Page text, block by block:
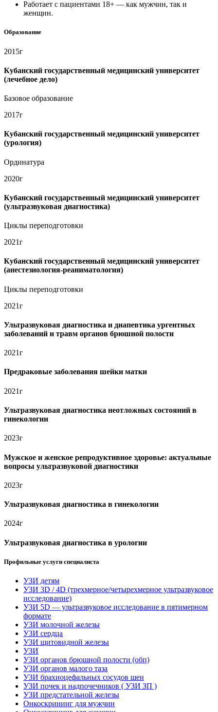
Работает с пациентами 18+ — как мужчин, так и
женщин.
Образование
2015г
Кубанский государственный медицинский университет
(лечебное дело)
Базовое образование
2017г
Кубанский государственный медицинский университет
(урология)
Ординатура
2020г
Кубанский государственный медицинский университет
(ультразвуковая диагностика)
Циклы переподготовки
2021г
Кубанский государственный медицинский университет
(анестезиология-реаниматология)
Циклы переподготовки
2021г
Ультразвуковая диагностика и диапевтика ургентных
заболеваний и травм органов брюшной полости
2021г
Предраковые заболевания шейки матки
2021г
Ультразвуковая диагностика неотложных состояний в
гинекологии
2023г
Мужское и женское репродуктивное здоровье: актуальные
вопросы ультразвуковой диагностики
2023г
Ультразвуковая диагностика в гинекологии
2024г
Ультразвуковая диагностика в урологии
Профильные услуги специалиста
УЗИ детям
УЗИ 3D / 4D (трехмерное/четырехмерное ультразвуковое
исследование)
УЗИ 5D — ультразвуковое исследование в пятимерном
формате
УЗИ молочной железы
УЗИ сердца
УЗИ щитовидной железы
УЗИ
УЗИ органов брюшной полости (обп)
УЗИ органов малого таза
УЗИ брахиоцефальных сосудов шеи
УЗИ почек и надпочечников ( УЗИ ЗП )
УЗИ предстательной железы
Онкоскрининг для мужчин